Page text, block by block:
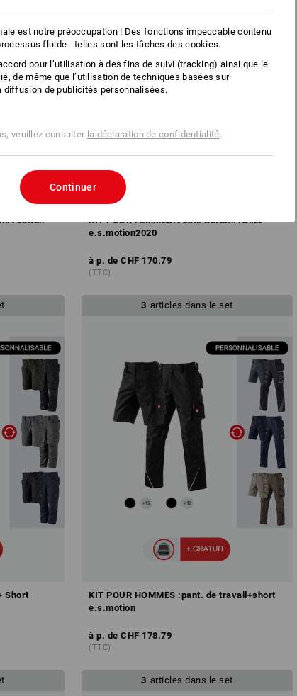
Vos couleurs,
cotton
KIT POUR FEMMES:Veste Softsh.+Gilet
e.s.motion2020
à p. de CHF 170.79
(TTC)
Short
3 articles dans le set
KIT POUR HOMMES :pant. de travail+short
e.s.motion
à p. de CHF 178.79
(TTC)
3 articles dans le set
est notre préoccupation ! Des fonctions impeccable contenu
fluide - telles sont les tâches des cookies.
pour l’utilisation à des fins de suivi (tracking) ainsi que le
de même que l’utilisation de techniques basées sur
diffusion de publicités personnalisées.
veuillez consulter la déclaration de confidentialité.
Continuer